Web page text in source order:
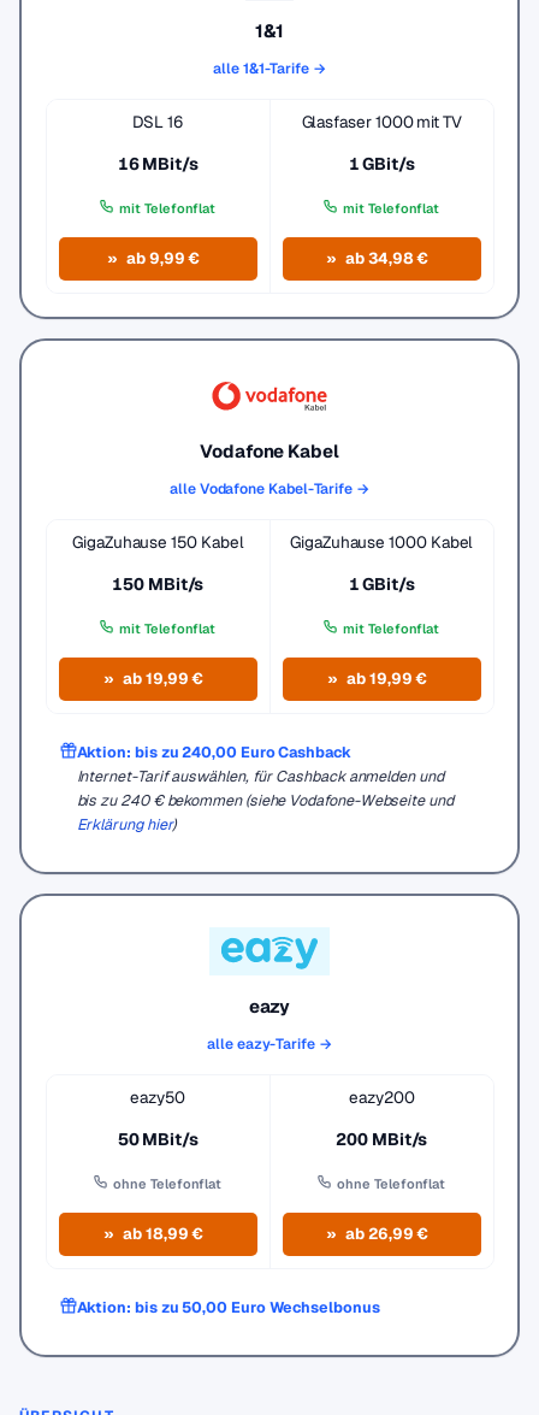
1&1
alle 1&1-Tarife →
DSL 16
16 MBit/s
mit Telefonflat
ab 9,99 €
Glasfaser 1000 mit TV
1 GBit/s
mit Telefonflat
ab 34,98 €
Vodafone Kabel
alle Vodafone Kabel-Tarife →
GigaZuhause 150 Kabel
150 MBit/s
mit Telefonflat
ab 19,99 €
GigaZuhause 1000 Kabel
1 GBit/s
mit Telefonflat
ab 19,99 €
Aktion: bis zu 240,00 Euro Cashback
Internet-Tarif auswählen, für Cashback anmelden und
bis zu 240 € bekommen (siehe Vodafone-Webseite und
Erklärung hier)
eazy
alle eazy-Tarife →
eazy50
50 MBit/s
ohne Telefonflat
ab 18,99 €
eazy200
200 MBit/s
ohne Telefonflat
ab 26,99 €
Aktion: bis zu 50,00 Euro Wechselbonus